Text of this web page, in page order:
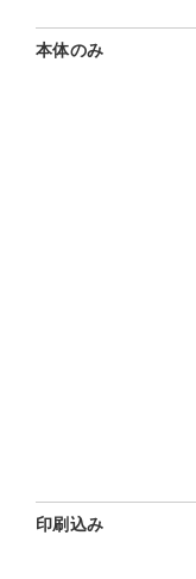
本体のみ
印刷込み